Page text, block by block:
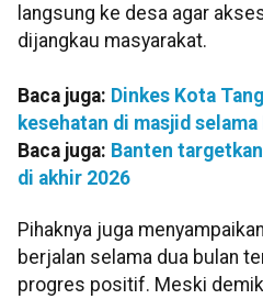
langsung ke desa agar
dijangkau masyarakat.
Baca juga: Dinkes Kota
kesehatan di masjid selama
Baca juga: Banten
di akhir 2026
Pihaknya juga
berjalan selama dua bulan
progres positif. Meski